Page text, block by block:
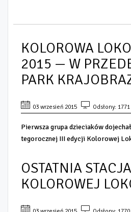
KOLOROWA
2015 — W
PARK
03 wrzesień 2015 Odsłony: 1771
Pierwsza grupa dzieciaków
tegorocznej III edycji Kolorowej
OSTATNIA STACJA
KOLOROWEJ